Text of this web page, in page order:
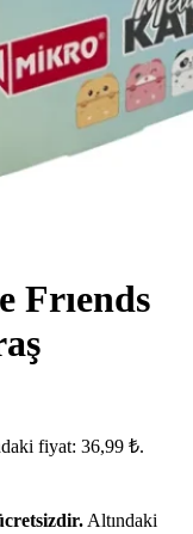
Frıends
fiyat: 36,99 ₺.
Altındaki